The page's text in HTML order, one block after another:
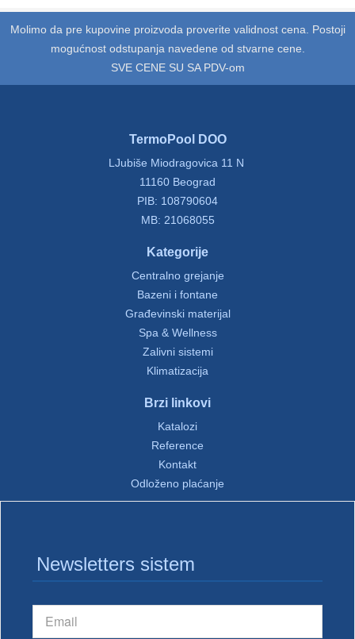
Molimo da pre kupovine proizvoda proverite validnost cena. Postoji
mogućnost odstupanja navedene od stvarne cene.
SVE CENE SU SA PDV-om
TermoPool DOO
LJubiše Miodragovica 11 N
11160 Beograd
PIB: 108790604
MB: 21068055
Kategorije
Centralno grejanje
Bazeni i fontane
Građevinski materijal
Spa & Wellness
Zalivni sistemi
Klimatizacija
Brzi linkovi
Katalozi
Reference
Kontakt
Odloženo plaćanje
Newsletters sistem